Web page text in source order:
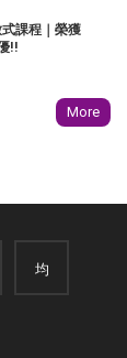
課程｜榮獲
!!
More
均